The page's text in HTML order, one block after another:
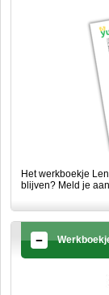
Het werkboekje
blijven? Meld je